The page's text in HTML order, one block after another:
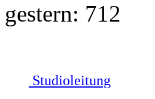
gestern: 712
Studioleitung